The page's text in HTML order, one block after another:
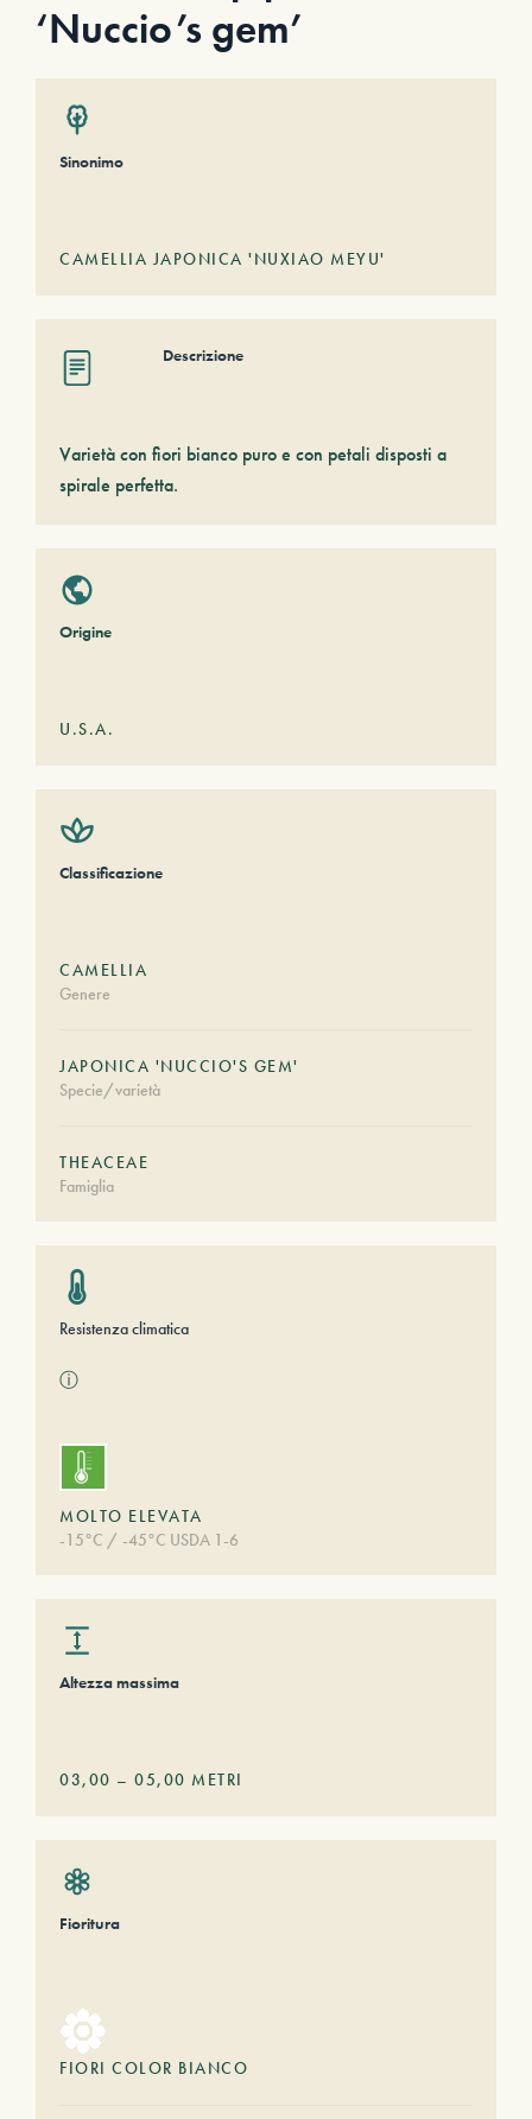
‘Nuccio’s gem’
Sinonimo
CAMELLIA JAPONICA 'NUXIAO MEYU'
Descrizione
Varietà con fiori bianco puro e con petali disposti a
spirale perfetta.
Origine
U.S.A.
Classificazione
CAMELLIA
Genere
JAPONICA 'NUCCIO'S GEM'
Specie/varietà
THEACEAE
Famiglia
Resistenza climatica
ⓘ
MOLTO ELEVATA
-15°C / -45°C USDA 1-6
Altezza massima
03,00 – 05,00 METRI
Fioritura
FIORI COLOR BIANCO